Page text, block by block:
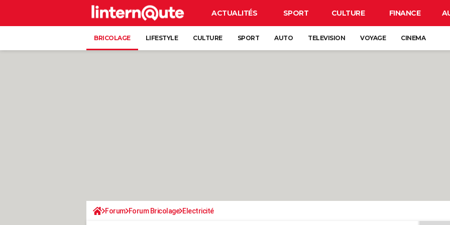
ACTUALITÉS SPORT CULTURE FINANCE
BRICOLAGE LIFESTYLE CULTURE SPORT AUTO TELEVISION VOYAGE CINEMA
Forum Forum Bricolage Electricité